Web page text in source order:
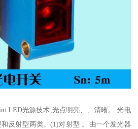
LED光源技术,光点明亮、、清晰。 光电
反射型两类。(1)对射型 。由一个发光器